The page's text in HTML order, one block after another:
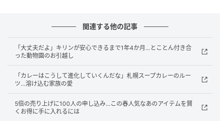
出身では初めてです。関連する他の記事
「大丈夫だよ」キリンが安心できるまで1年4か月…とことん付き合
った動物園のお引越し
「カレーはこうして進化していくんだな」札幌スープカレーのルー
ツ…溶け込む家族の愛
5倍の売り上げに100人の申し込み…この春人気なあのアイテムを賢
くお得に手に入れるには